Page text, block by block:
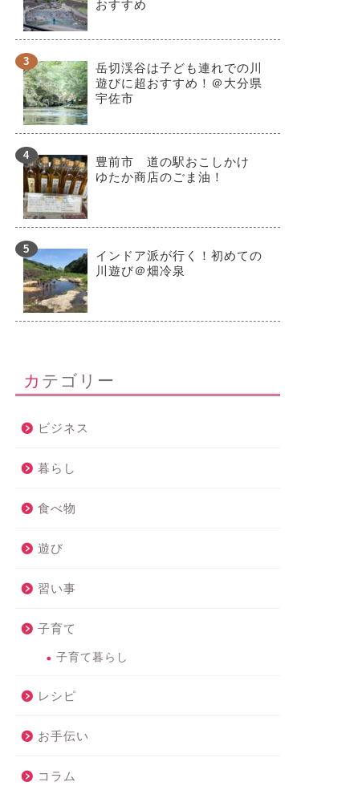
おすすめ
岳切渓谷は子ども連れでの川
遊びに超おすすめ！＠大分県
宇佐市
豊前市 道の駅おこしかけ
ゆたか商店のごま油！
インドア派が行く！初めての
川遊び＠畑冷泉
カテゴリー
ビジネス
暮らし
食べ物
遊び
習い事
子育て
子育て暮らし
レシピ
お手伝い
コラム